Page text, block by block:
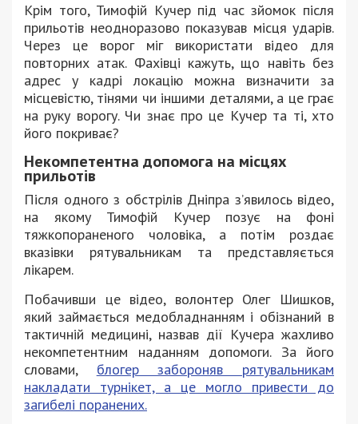
Крім того, Тимофій Кучер під час зйомок після
прильотів неодноразово показував місця ударів.
Через це ворог міг використати відео для
повторних атак. Фахівці кажуть, що навіть без
адрес у кадрі локацію можна визначити за
місцевістю, тінями чи іншими деталями, а це грає
на руку ворогу. Чи знає про це Кучер та ті, хто
його покриває?
Некомпетентна допомога на місцях
прильотів
Після одного з обстрілів Дніпра зʼявилось відео,
на якому Тимофій Кучер позує на фоні
тяжкопораненого чоловіка, а потім роздає
вказівки рятувальникам та представляється
лікарем.
Побачивши це відео, волонтер Олег Шишков,
який займається медобладнанням і обізнаний в
тактичній медицині, назвав дії Кучера жахливо
некомпетентним наданням допомоги. За його
словами, блогер забороняв рятувальникам
накладати турнікет, а це могло привести до
загибелі поранених.